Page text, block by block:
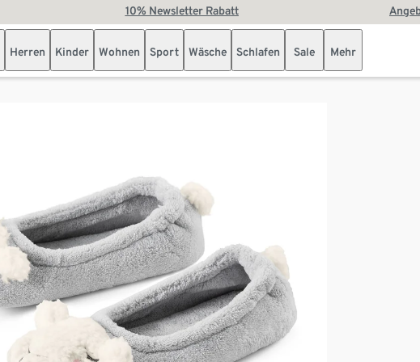
10% Newsletter Rabatt
Herren Kinder Wohnen Sport Wäsche Schlafen Sale Mehr